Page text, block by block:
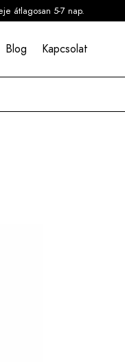
átlagosan 5-7 nap.
Blog Kapcsolat